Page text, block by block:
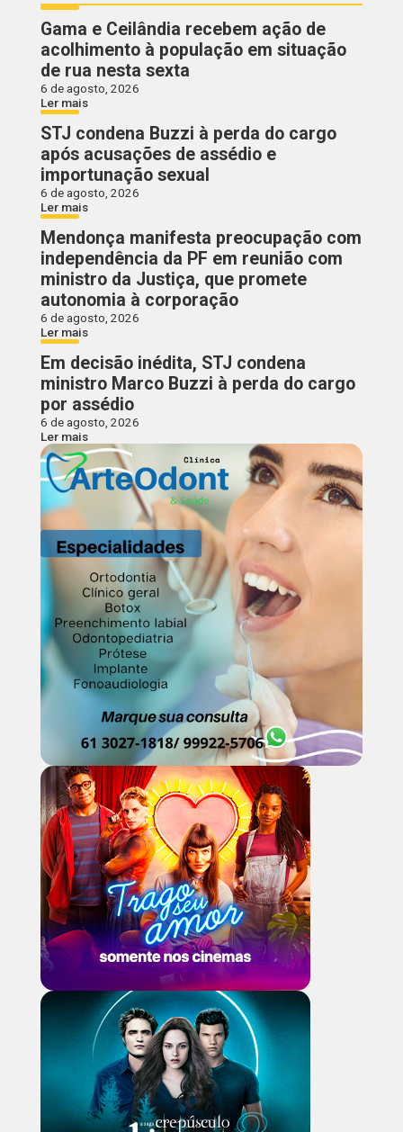
Gama e Ceilândia recebem ação de
acolhimento à população em situação
de rua nesta sexta
6 de agosto, 2026
Ler mais
STJ condena Buzzi à perda do cargo
após acusações de assédio e
importunação sexual
6 de agosto, 2026
Ler mais
Mendonça manifesta preocupação com
independência da PF em reunião com
ministro da Justiça, que promete
autonomia à corporação
6 de agosto, 2026
Ler mais
Em decisão inédita, STJ condena
ministro Marco Buzzi à perda do cargo
por assédio
6 de agosto, 2026
Ler mais